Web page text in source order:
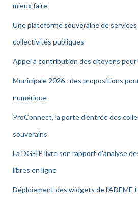
mieux faire
Une plateforme souveraine de
collectivités publiques
Appel à contribution des citoyens pour
Municipale 2026 : des propositions
numérique
ProConnect, la porte d’entrée des
souverains
La DGFIP livre son rapport d’analyse
libres en ligne
Déploiement des widgets de l’ADEME